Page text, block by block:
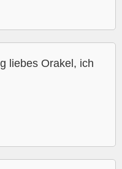
liebes Orakel, ich